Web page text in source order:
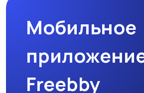
Мобильное
Freebby